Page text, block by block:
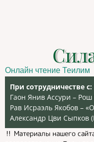
Онлайн чтение Теилим
При сотрудничестве с:
Гаон Янив Ассури –
Рав Исраэль Якобов –
Александр Цви Сыпков
‼️ Материалы нашего